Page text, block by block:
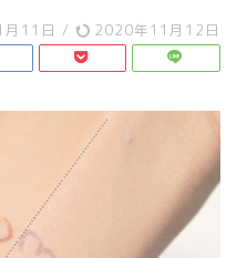
11日 / 2020年11月12日